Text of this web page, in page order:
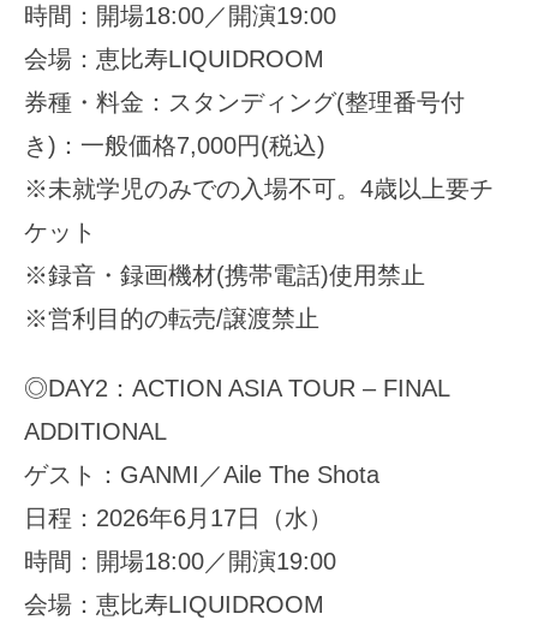
時間：開場18:00／開演19:00
会場：恵比寿LIQUIDROOM
券種・料金：スタンディング(整理番号付
き)：一般価格7,000円(税込)
※未就学児のみでの入場不可。4歳以上要チ
ケット
※録音・録画機材(携帯電話)使用禁止
※営利目的の転売/譲渡禁止
◎DAY2：ACTION ASIA TOUR – FINAL
ADDITIONAL
ゲスト：GANMI／Aile The Shota
日程：2026年6月17日（水）
時間：開場18:00／開演19:00
会場：恵比寿LIQUIDROOM